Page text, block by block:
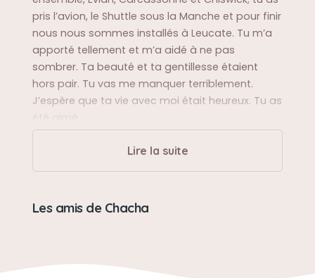
pris l’avion, le Shuttle sous la Manche et pour finir
nous nous sommes installés à Leucate. Tu m’a
apporté tellement et m’a aidé à ne pas
sombrer. Ta beauté et ta gentillesse étaient
hors pair. Tu vas me manquer terriblement.
J’espère que ta vie avec moi était heureux. Tu as
été aimé.
Sa balade préféréeLire la suite
Les amis de Chacha